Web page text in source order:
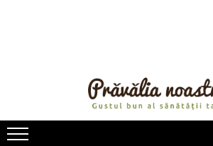
ULEIURI ȘI UNTURI
MĂSLINE